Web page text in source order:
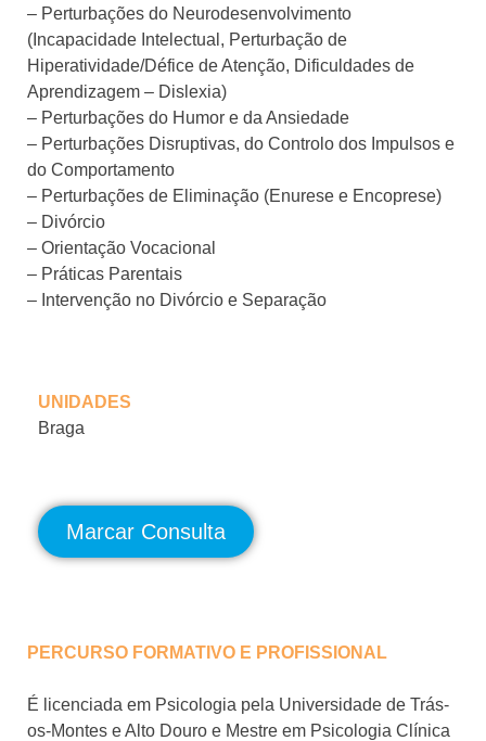
– Perturbações do Neurodesenvolvimento
(Incapacidade Intelectual, Perturbação de
Hiperatividade/Défice de Atenção, Dificuldades de
Aprendizagem – Dislexia)
– Perturbações do Humor e da Ansiedade
– Perturbações Disruptivas, do Controlo dos Impulsos e
do Comportamento
– Perturbações de Eliminação (Enurese e Encoprese)
– Divórcio
– Orientação Vocacional
– Práticas Parentais
– Intervenção no Divórcio e Separação
UNIDADES
Braga
Marcar Consulta
PERCURSO FORMATIVO E PROFISSIONAL
É licenciada em Psicologia pela Universidade de Trás-
os-Montes e Alto Douro e Mestre em Psicologia Clínica